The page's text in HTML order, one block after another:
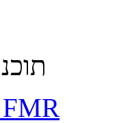
מערכת מסחר FMR